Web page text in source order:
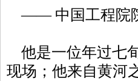
—— 中国工程院
他是一位年过七
现场；他来自黄河